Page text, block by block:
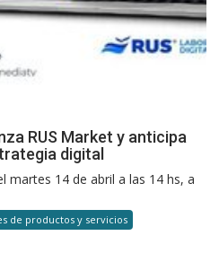
RUS Market y anticipa
digital
martes 14 de abril a las 14 hs, a
de productos y servicios